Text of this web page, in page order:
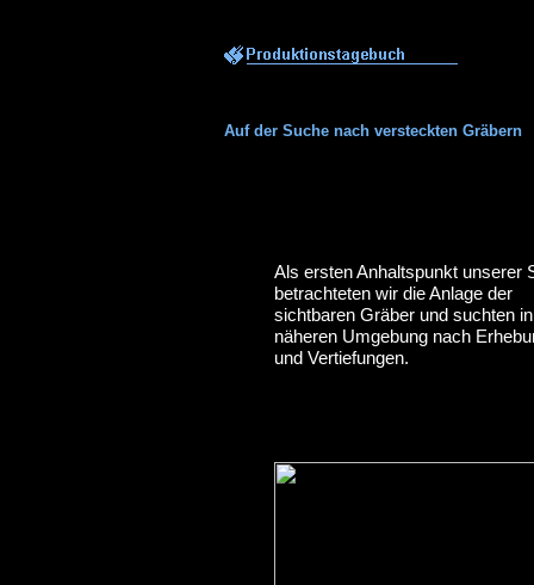
Auf der Suche nach versteckten Gräbern
Als ersten Anhaltspunkt unserer
betrachteten wir die Anlage der
sichtbaren Gräber und suchten
näheren Umgebung nach
und Vertiefungen.